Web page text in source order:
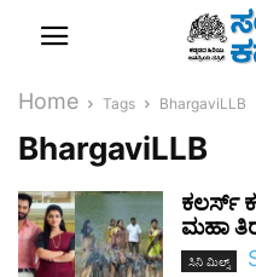
Home Tags BhargaviLLB
BhargaviLLB
ಕಲರ್ಸ್‌
ಮಹಾ
ಸಿನಿ ಮಿಲ್ಸ್